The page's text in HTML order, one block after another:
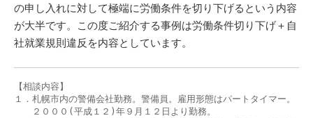
の申し入れに対して極端に労働条件を切り下げるという内容
が大半です。この度ご紹介する事例は労働条件切り下げ＋自
社就業規則違反を内容としています。
【相談内容】
１．札幌市内の警備会社勤務。警備員。雇用形態はパートタイマー。
２０００(平成１２)年９月１２日より勤務。